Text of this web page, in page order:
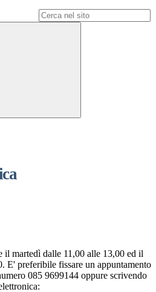
il martedì dalle 11,00 alle 13,00 ed il
E' preferibile fissare un appuntamento
085 9699144 oppure scrivendo